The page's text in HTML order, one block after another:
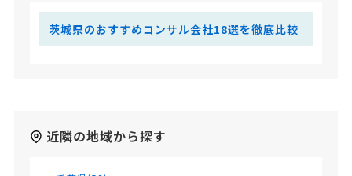
茨城県のおすすめコンサル会社18選を徹底比較
近隣の地域から探す